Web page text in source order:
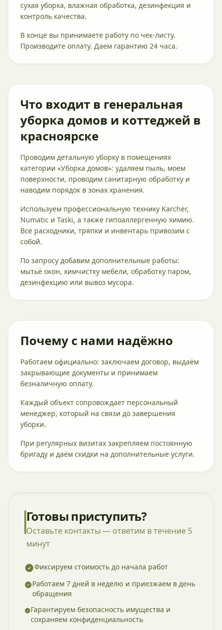
сухая уборка, влажная обработка, дезинфекция и
контроль качества.
В конце вы принимаете работу по чек-листу.
Производите оплату. Даем гарантию 24 часа.
Что входит в генеральная
уборка домов и коттеджей в
красноярске
Проводим детальную уборку в помещениях
категории «Уборка домов»: удаляем пыль, моем
поверхности, проводим санитарную обработку и
наводим порядок в зонах хранения.
Используем профессиональную технику Karcher,
Numatic и Taski, а также гипоаллергенную химию.
Все расходники, тряпки и инвентарь привозим с
собой.
По запросу добавим дополнительные работы:
мытьё окон, химчистку мебели, обработку паром,
дезинфекцию или вывоз мусора.
Почему с нами надёжно
Работаем официально: заключаем договор, выдаём
закрывающие документы и принимаем
безналичную оплату.
Каждый объект сопровождает персональный
менеджер, который на связи до завершения
уборки.
При регулярных визитах закрепляем постоянную
бригаду и даём скидки на дополнительные услуги.
Готовы приступить?
Оставьте контакты — ответим в течение 5
минут
Фиксируем стоимость до начала работ
Работаем 7 дней в неделю и приезжаем в день
обращения
Гарантируем безопасность имущества и
сохраняем конфиденциальность